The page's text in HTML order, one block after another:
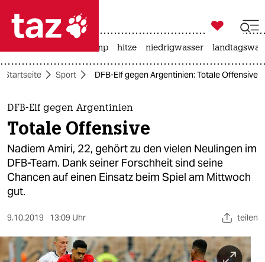
 taz zahl ich
taz zahl ich
themen
politik
öko
gesellschaft
kultur
sport

taz zahl ich
usa unter trump hitze niedrigwasser
Startseite Sport DFB-Elf gegen Argentinien: Totale Offensive
DFB-Elf gegen Argentinien
Totale Offensive
Nadiem Amiri, 22, gehört zu den vielen Neulingen im
DFB-Team. Dank seiner Forschheit sind seine
Chancen auf einen Einsatz beim Spiel am Mittwoch
gut.
9.10.2019 13:09 Uhr teilen